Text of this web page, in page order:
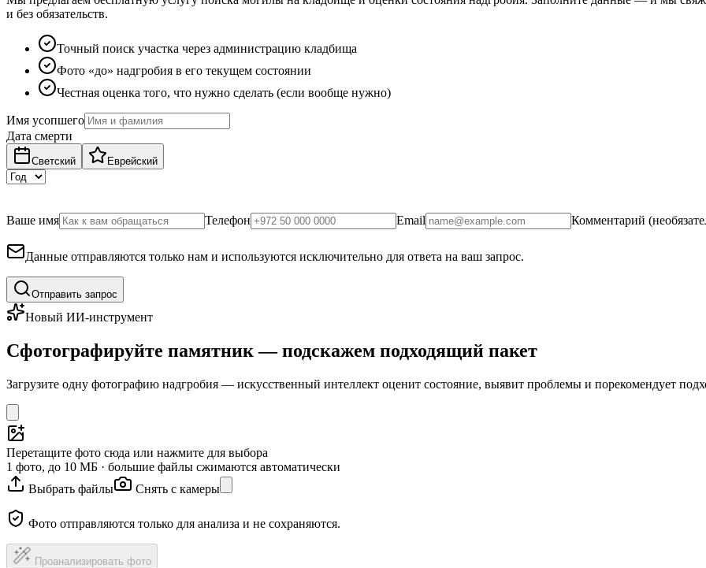
и без обязательств.
Точный поиск участка через администрацию кладбища
Фото «до» надгробия в его текущем состоянии
Честная оценка того, что нужно сделать (если вообще нужно)
Имя усопшего
Дата смерти
Светский Еврейский
Ваше имя Телефон Email Комментарий
Данные отправляются только нам и используются исключительно для ответа на ваш запрос.
Отправить запрос
Новый ИИ-инструмент
Сфотографируйте памятник — подскажем подходящий пакет
Загрузите одну фотографию надгробия — искусственный интеллект оценит состояние, выявит проблемы и порекомендует
Перетащите фото сюда или нажмите для выбора
1 фото, до 10 МБ · большие файлы сжимаются автоматически
Выбрать файлы
Снять с камеры
Фото отправляются только для анализа и не сохраняются.
Проанализировать фото